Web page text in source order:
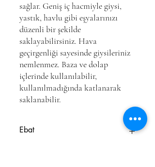
sağlar. Geniş iç hacmiyle giysi,
yastık, havlu gibi eşyalarınızı
düzenli bir şekilde
saklayabilirsiniz. Hava
geçirgenliği sayesinde giysileriniz
nemlenmez. Baza ve dolap
içlerinde kullanılabilir,
kullanılmadığında katlanarak
saklanabilir.
Ebat